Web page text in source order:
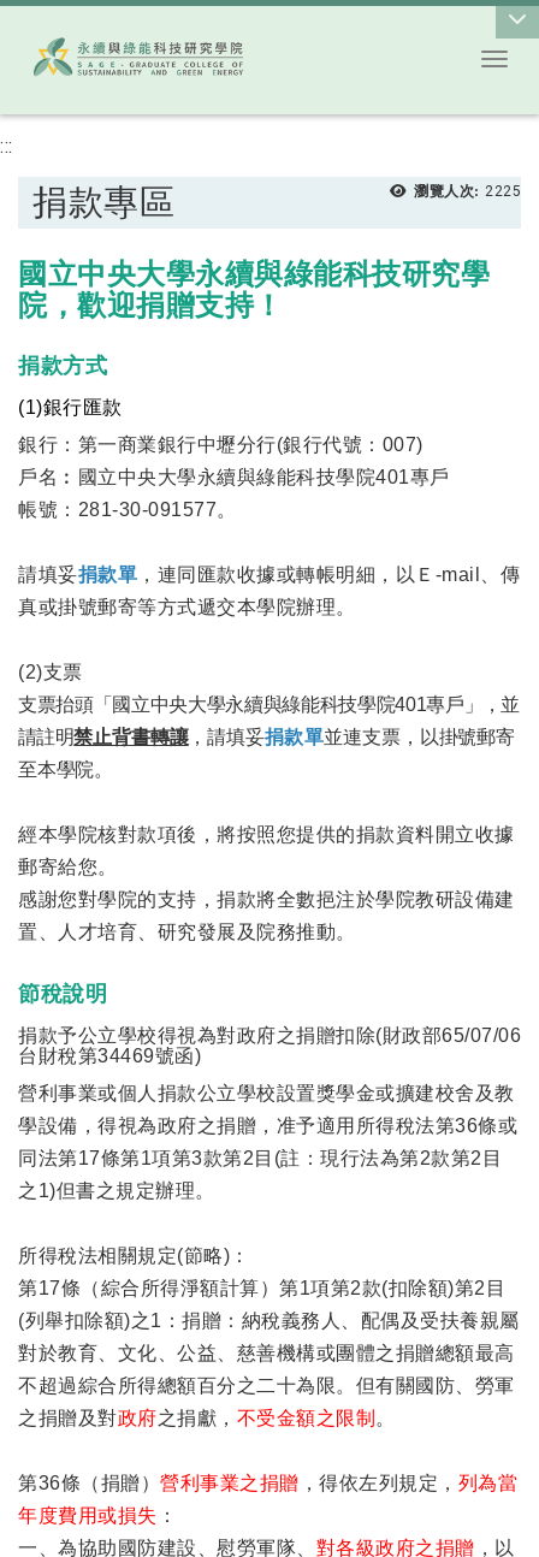
跳到主要內容
:::
瀏覽人次: 2225
捐款專區
國立中央大學永續與綠能科技研究學
院，歡迎捐贈支持！
捐款方式
(1)銀行匯款
銀行：第一商業銀行中壢分行(銀行代號：007)
戶名︰國立中央大學永續與綠能科技學院401專戶
帳號：281-30-091577。
請填妥捐款單 ，連同匯款收據或轉帳明細，以Ｅ-mail、傳
真或掛號郵寄等方式遞交本學院辦理。
(2)支票
支票抬頭「國立中央大學永續與綠能科技學院401專戶 」，並
請註明禁止背書轉讓，請填妥捐款單並連支票，以掛號郵寄
至本學院。
經本學院核對款項後，將按照您提供的捐款資料開立收據
郵寄給您。
感謝您對學院的支持，捐款將全數挹注於學院教研設備建
置、人才培育、研究發展及院務推動。
節稅說明
捐款予公立學校得視為對政府之捐贈扣除(財政部65/07/06
台財稅第34469號函)
營利事業或個人捐款公立學校設置獎學金或擴建校舍及教
學設備，得視為政府之捐贈，准予適用所得稅法第36條或
同法第17條第1項第3款第2目(註：現行法為第2款第2目
之1)但書之規定辦理。
所得稅法相關規定(節略)：
第17條（綜合所得淨額計算）第1項第2款(扣除額)第2目
(列舉扣除額)之1：捐贈：納稅義務人、配偶及受扶養親屬
對於教育、文化、公益、慈善機構或團體之捐贈總額最高
不超過綜合所得總額百分之二十為限。但有關國防、勞軍
之捐贈及對政府之捐獻， 不受金額之限制 。
第36條（捐贈） 營利事業之捐贈 ，得依左列規定， 列為當
年度費用或損失 ：
一、為協助國防建設、慰勞軍隊、 對各級政府之捐贈 ，以